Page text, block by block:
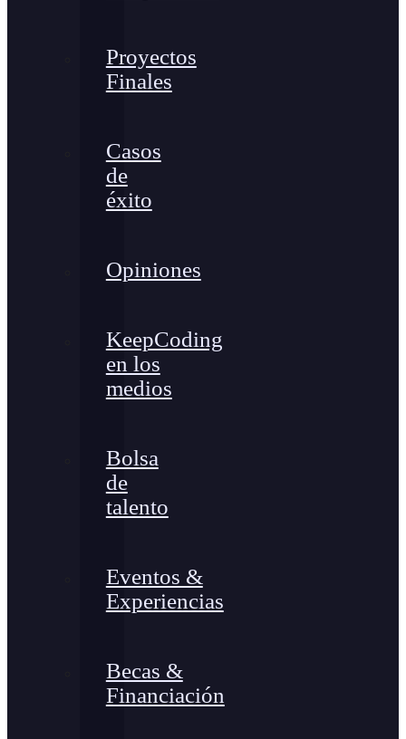
Proyectos
Finales
Casos
de
éxito
Opiniones
KeepCoding
en los
medios
Bolsa
de
talento
Eventos &
Experiencias
Becas &
Financiación